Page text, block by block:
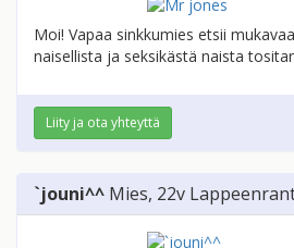
Moi! Vapaa sinkkumies etsii
naisellista ja seksikästä naista
Liity ja ota yhteyttä
`jouni^^ Mies, 22v